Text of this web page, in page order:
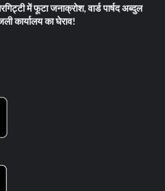
में फूटा जनाक्रोश, वार्ड पार्षद अब्दुल
कार्यालय का घेराव!